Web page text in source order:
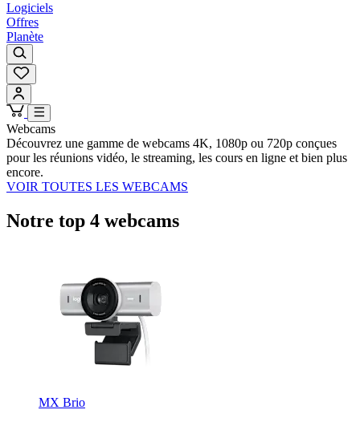
Logiciels
Offres
Planète
Webcams
Découvrez une gamme de webcams 4K, 1080p ou 720p conçues
pour les réunions vidéo, le streaming, les cours en ligne et bien plus
encore.
VOIR TOUTES LES WEBCAMS
Notre top 4 webcams
MX Brio